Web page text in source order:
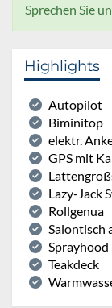
Sprechen Sie
Highlights
Autopilot
Biminitop
elektr.
GPS mit
Lazy-Jack
Rollgenua
Salontisch
Sprayhood
Teakdeck